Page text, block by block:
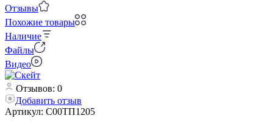
Отзывы
Похожие товары
Наличие
Файлы
Видео
Отзывов: 0
Добавить отзыв
Артикул: С00ТП1205